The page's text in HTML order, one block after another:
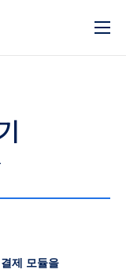
제 모듈을